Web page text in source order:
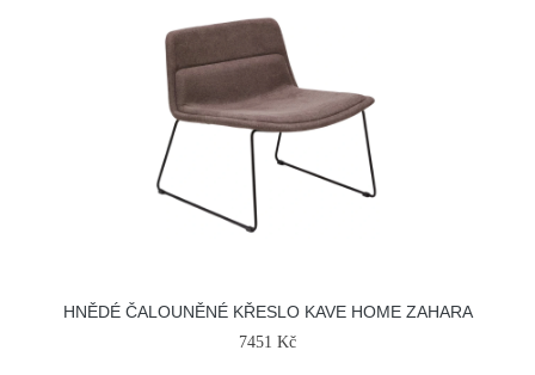
HNĚDÉ ČALOUNĚNÉ KŘESLO KAVE HOME ZAHARA
7451 Kč